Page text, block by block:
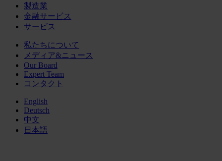
製造業
金融サービス
サービス
私たちについて
メディア&ニュース
Our Board
Expert Team
コンタクト
English
Deutsch
中文
日本語